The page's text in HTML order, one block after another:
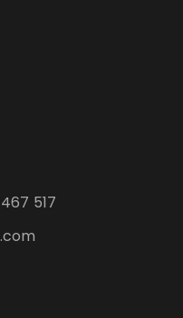
517